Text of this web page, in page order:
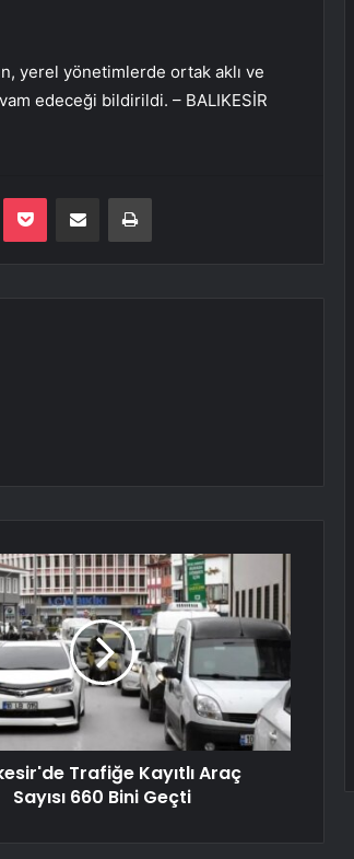
yerel yönetimlerde ortak aklı ve
edeceği bildirildi. – BALIKESİR
Pocket E-Posta ile paylaş Yazdır
Trafiğe Kayıtlı Araç
Sayısı 660 Bini Geçti